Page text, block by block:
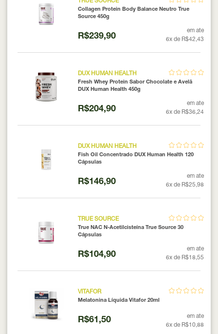
Collagen Protein Body Balance Neutro True
Source 450g
R$239,90
em ate
6x de R$42,43
DUX HUMAN HEALTH
Fresh Whey Protein Sabor Chocolate e Avelã
DUX Human Health 450g
R$204,90
em ate
6x de R$36,24
DUX HUMAN HEALTH
Fish Oil Concentrado DUX Human Health 120
Cápsulas
R$146,90
em ate
6x de R$25,98
TRUE SOURCE
True NAC N-Acetilcisteína True Source 30
Cápsulas
R$104,90
em ate
6x de R$18,55
VITAFOR
Melatonina Líquida Vitafor 20ml
R$61,50
em ate
6x de R$10,88